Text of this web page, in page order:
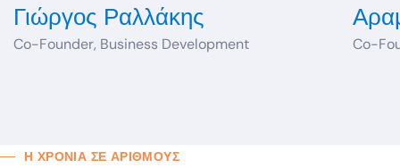
Γιώργος Ραλλάκης
Co-Founder, Business Development Co-
Η ΧΡΟΝΙΑ ΣΕ ΑΡΙΘΜΟΥΣ